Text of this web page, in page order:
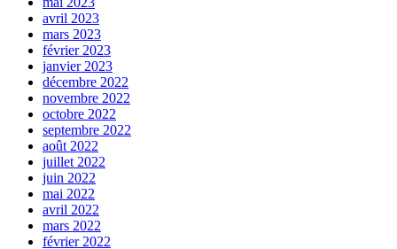
avril 2023
mars 2023
février 2023
janvier 2023
décembre 2022
novembre 2022
octobre 2022
septembre 2022
août 2022
juillet 2022
juin 2022
mai 2022
avril 2022
mars 2022
février 2022